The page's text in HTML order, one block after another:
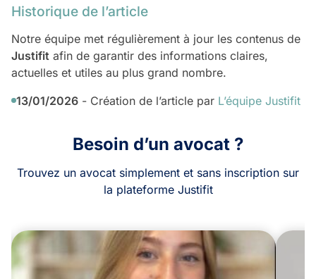
Historique de l’article
Notre équipe met régulièrement à jour les contenus de
Justifit afin de garantir des informations claires,
actuelles et utiles au plus grand nombre.
13/01/2026 - Création de l’article par L’équipe Justifit
Besoin d’un avocat ?
Trouvez un avocat simplement et sans inscription sur
la plateforme Justifit